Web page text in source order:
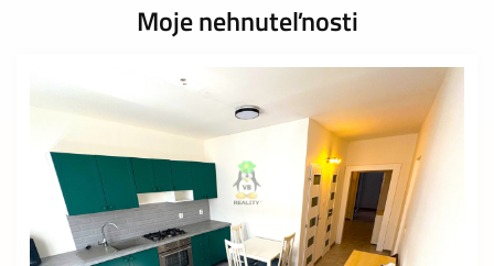
Moje nehnuteľnosti